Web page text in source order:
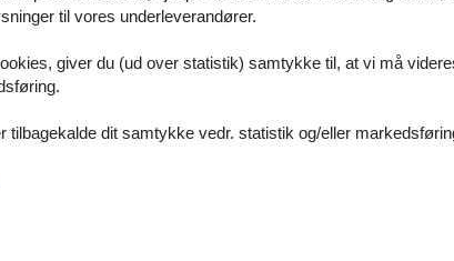
Grimaldi 2.2 km, Musée Renoir 3.4 km, Vence 6.5 km,
Saint Cassien 52 km. Hiking paths: Col de Vence 16
gates.
til vores underleverandører.
giver du (ud over statistik) samtykke til, at vi må
dit samtykke vedr. statistik og/eller